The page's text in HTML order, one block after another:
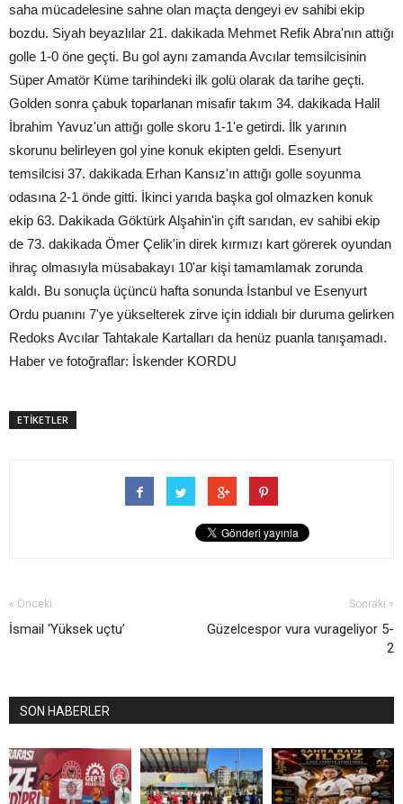
saha mücadelesine sahne olan maçta dengeyi ev sahibi ekip
bozdu. Siyah beyazlılar 21. dakikada Mehmet Refik Abra'nın attığı
golle 1-0 öne geçti. Bu gol aynı zamanda Avcılar temsilcisinin
Süper Amatör Küme tarihindeki ilk golü olarak da tarihe geçti.
Golden sonra çabuk toparlanan misafir takım 34. dakikada Halil
İbrahim Yavuz'un attığı golle skoru 1-1'e getirdi. İlk yarının
skorunu belirleyen gol yine konuk ekipten geldi. Esenyurt
temsilcisi 37. dakikada Erhan Kansız'ın attığı golle soyunma
odasına 2-1 önde gitti. İkinci yarıda başka gol olmazken konuk
ekip 63. Dakikada Göktürk Alşahin'in çift sarıdan, ev sahibi ekip
de 73. dakikada Ömer Çelik'in direk kırmızı kart görerek oyundan
ihraç olmasıyla müsabakayı 10'ar kişi tamamlamak zorunda
kaldı. Bu sonuçla üçüncü hafta sonunda İstanbul ve Esenyurt
Ordu puanını 7'ye yükselterek zirve için iddialı bir duruma gelirken
Redoks Avcılar Tahtakale Kartalları da henüz puanla tanışamadı.
Haber ve fotoğraflar: İskender KORDU
ETİKETLER
« Önceki
İsmail ‘Yüksek uçtu’
Sonraki »
Güzelcespor vura vurageliyor 5-
2
SON HABERLER